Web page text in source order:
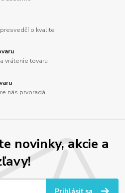
o kvalite
vrátenie tovaru
nás prvoradá
novinky, akcie a